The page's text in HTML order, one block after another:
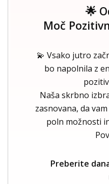
🌟
Moč
💫 Vsako jutro
bo napolnila z
Naša skrbno
zasnovana, da
poln možnosti
Preberite